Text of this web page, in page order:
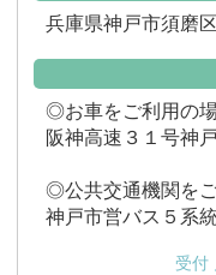
兵庫県神戸市須磨
◎お車をご利用の
阪神高速３１号神
◎公共交通機関を
神戸市営バス５系
受付